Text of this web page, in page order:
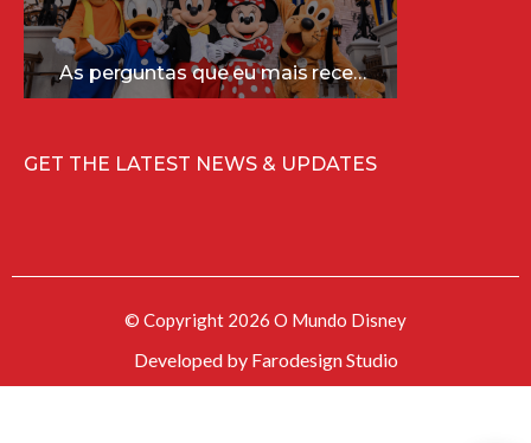
As perguntas que eu mais recebo sobre a Disney (e as respostas mais sinceras!)
GET THE LATEST NEWS & UPDATES
© Copyright 2026 O Mundo Disney
Developed by Farodesign Studio